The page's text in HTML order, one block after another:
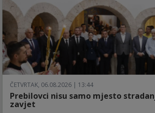
ČETVRTAK, 06.08.2026 | 13:44
Prebilovci nisu samo mjesto
zavjet